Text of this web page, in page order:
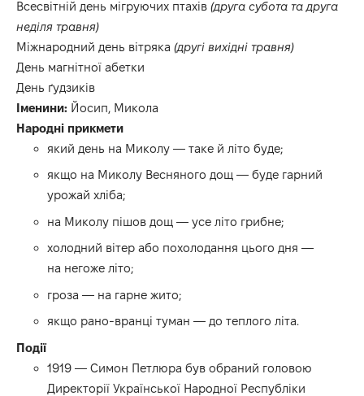
Всесвітній день мігруючих птахів (друга субота та друга
неділя травня)
Міжнародний день вітряка (другі вихідні травня)
День магнітної абетки
День ґудзиків
Іменини: Йосип, Микола
Народні прикмети
який день на Миколу — таке й літо буде;
якщо на Миколу Весняного дощ — буде гарний
урожай хліба;
на Миколу пішов дощ — усе літо грибне;
холодний вітер або похолодання цього дня —
на негоже літо;
гроза — на гарне жито;
якщо рано-вранці туман — до теплого літа.
Події
1919 — Симон Петлюра був обраний головою
Директорії Української Народної Республіки